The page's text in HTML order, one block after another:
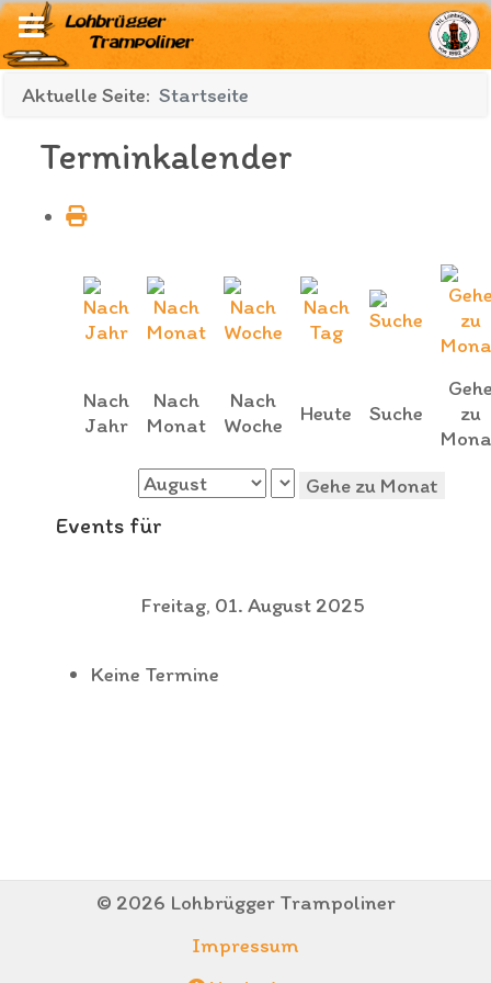
Aktuelle Seite: Startseite
Terminkalender
Nach
Jahr
Nach
Monat
Nach
Woche
Heute Suche
zu
Gehe zu Monat
Events für
Freitag, 01. August 2025
Keine Termine
© 2026 Lohbrügger Trampoliner
Impressum